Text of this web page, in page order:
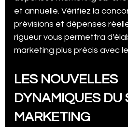
et annuelle. Vérifiez la
prévisions et dépenses
rigueur vous permettra
marketing plus précis avec
LES NOUVELLES
DYNAMIQUES DU
MARKETING